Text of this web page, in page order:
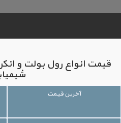
قیمت انواع رول بولت و
آخرین قیمت